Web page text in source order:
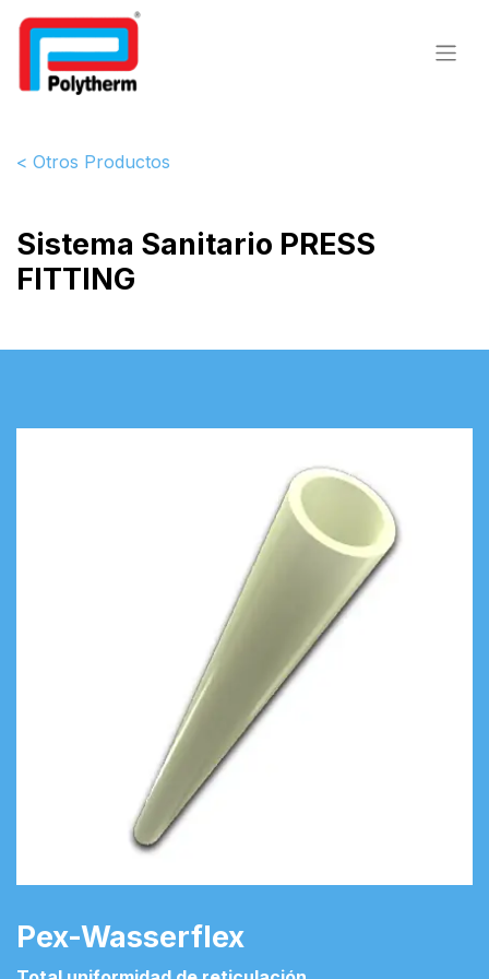
< Otros Productos
Sistema Sanitario PRESS
FITTING
Pex-Wasserflex